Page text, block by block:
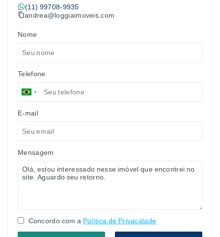
(11) 99708-9935
andrea@loggiaimoveis.com
Nome
Telefone
E-mail
Mensagem
Concordo com a Política de Privacidade